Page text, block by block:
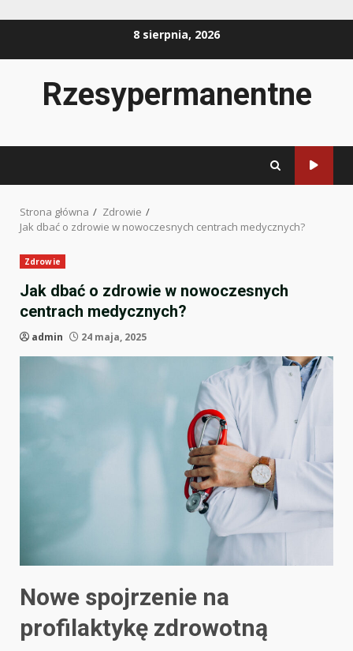
8 sierpnia, 2026
Rzesypermanentne
Strona główna
Zdrowie
Jak dbać o zdrowie w nowoczesnych centrach medycznych?
Zdrowie
Jak dbać o zdrowie w nowoczesnych
centrach medycznych?
admin 24 maja, 2025
Nowe spojrzenie na
profilaktykę zdrowotną